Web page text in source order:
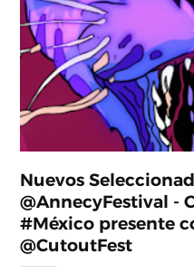
Nuevos
@AnnecyFestival -
#México presente
@CutoutFest